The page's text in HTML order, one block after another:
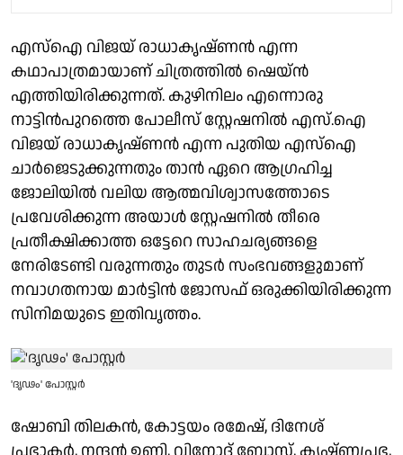
എസ്ഐ വിജയ് രാധാകൃഷ്ണൻ എന്ന
കഥാപാത്രമായാണ് ചിത്രത്തിൽ ഷെയ്ൻ
എത്തിയിരിക്കുന്നത്. കുഴിനിലം എന്നൊരു
നാട്ടിൻപുറത്തെ പോലീസ് സ്റ്റേഷനിൽ എസ്.ഐ
വിജയ് രാധാകൃഷ്ണൻ എന്ന പുതിയ എസ്ഐ
ചാർജെടുക്കുന്നതും താൻ ഏറെ ആഗ്രഹിച്ച
ജോലിയിൽ വലിയ ആത്മവിശ്വാസത്തോടെ
പ്രവേശിക്കുന്ന അയാള്‍ സ്റ്റേഷനിൽ തീരെ
പ്രതീക്ഷിക്കാത്ത ഒട്ടേറെ സാഹചര്യങ്ങളെ
നേരിടേണ്ടി വരുന്നതും തുടര്‍ സംഭവങ്ങളുമാണ്
നവാഗതനായ മാർട്ടിൻ ജോസഫ് ഒരുക്കിയിരിക്കുന്ന
സിനിമയുടെ ഇതിവൃത്തം.
'ദൃഢം' പോസ്റ്റർ
ഷോബി തിലകൻ, കോട്ടയം രമേഷ്, ദിനേശ്